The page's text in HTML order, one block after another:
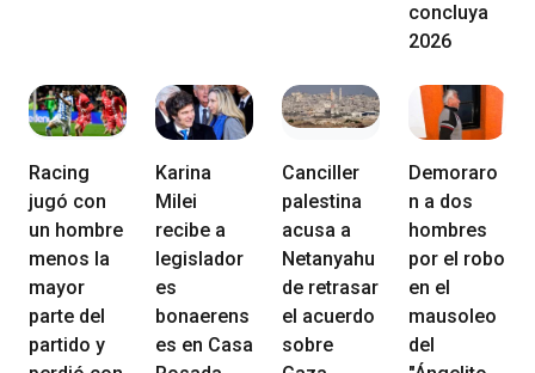
concluya
2026
Racing
jugó con
un hombre
menos la
mayor
parte del
partido y
Karina
Milei
recibe a
legislador
es
bonaerens
es en Casa
Canciller
palestina
acusa a
Netanyahu
de retrasar
el acuerdo
sobre
Demoraro
n a dos
hombres
por el robo
en el
mausoleo
del